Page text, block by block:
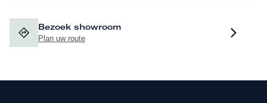
Bezoek showroom
Plan uw route